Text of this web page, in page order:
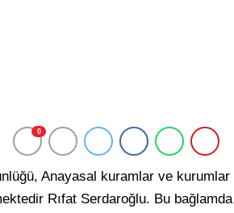
0
Anayasal kuramlar ve kurumlar
Rıfat Serdaroğlu. Bu bağlamda